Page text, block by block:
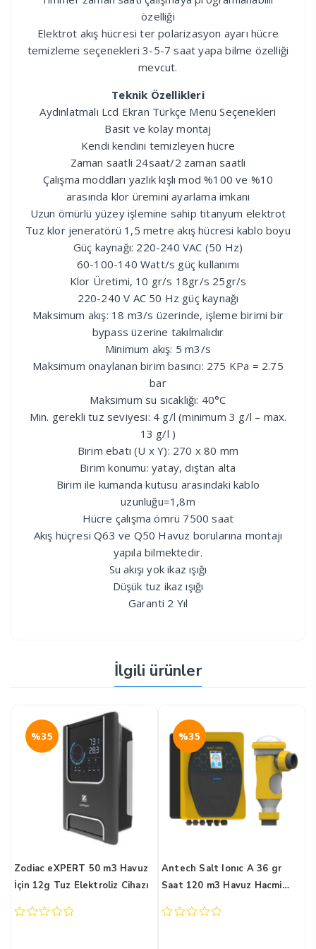
özelliği
Elektrot akış hücresi ter polarizasyon ayarı hücre
temizleme seçenekleri 3-5-7 saat yapa bilme özelliği
mevcut.
Teknik Özellikleri
Aydınlatmalı Lcd Ekran Türkçe Menü Seçenekleri
Basit ve kolay montaj
Kendi kendini temizleyen hücre
Zaman saatli 24saat/2 zaman saatli
Çalışma moddları yazlık kışlı mod %100 ve %10
arasında klor üremini ayarlama imkanı
Uzun ömürlü yüzey işlemine sahip titanyum elektrot
Tuz klor jeneratörü 1,5 metre akış hücresi kablo boyu
Güç kaynağı: 220-240 VAC (50 Hz)
60-100-140 Watt/s güç kullanımı
Klor Üretimi, 10 gr/s 18gr/s 25gr/s
220-240 V AC 50 Hz güç kaynağı
Maksimum akış: 18 m3/s üzerinde, işleme birimi bir
bypass üzerine takılmalıdır
Minimum akış: 5 m3/s
Maksimum onaylanan birim basıncı: 275 KPa = 2.75
bar
Maksimum su sıcaklığı: 40°C
Min. gerekli tuz seviyesi: 4 g/l (minimum 3 g/l – max.
13 g/l )
Birim ebatı (U x Y): 270 x 80 mm
Birim konumu: yatay, dıştan alta
Birim ile kumanda kutusu arasındaki kablo
uzunluğu=1,8m
Hücre çalışma ömrü 7500 saat
Akış hüçresi Q63 ve Q50 Havuz borularına montajı
yapıla bilmektedir.
Su akışı yok ikaz ışığı
Düşük tuz ikaz ışığı
Garanti 2 Yıl
İlgili ürünler
Zodiac eXPERT 50 m3 Havuz
İçin 12g Tuz Elektroliz Cihazı
%35
Antech Salt Ionıc A 36 gr
Saat 120 m3 Havuz Hacmi
%35